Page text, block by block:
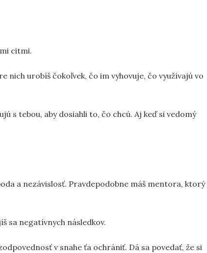
citmi.
nich urobíš čokoľvek, čo im vyhovuje, čo využívajú vo
s tebou, aby dosiahli to, čo chcú. Aj keď si vedomý
a nezávislosť. Pravdepodobne máš mentora, ktorý
sa negatívnych následkov.
v snahe ťa ochrániť. Dá sa povedať, že si